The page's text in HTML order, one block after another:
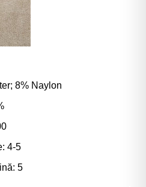
8% Naylon
4-5
5